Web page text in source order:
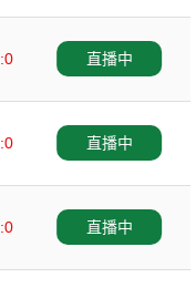
直播中
直播中
直播中